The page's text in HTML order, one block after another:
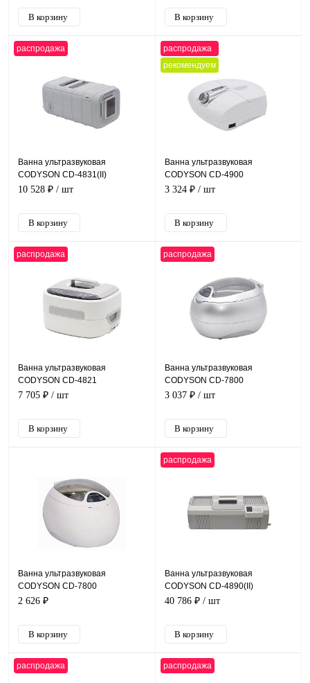
распродажа
Ванна ультразвуковая
CODYSON CD-4831(II)
10 528 ₽ / шт
распродажа
рекомендуем
Ванна ультразвуковая
CODYSON CD-4900
3 324 ₽ / шт
распродажа
Ванна ультразвуковая
CODYSON CD-4821
7 705 ₽ / шт
распродажа
Ванна ультразвуковая
CODYSON CD-7800
3 037 ₽ / шт
Ванна ультразвуковая
CODYSON CD-7800
2 626 ₽
распродажа
Ванна ультразвуковая
CODYSON CD-4890(II)
40 786 ₽ / шт
распродажа распродажа